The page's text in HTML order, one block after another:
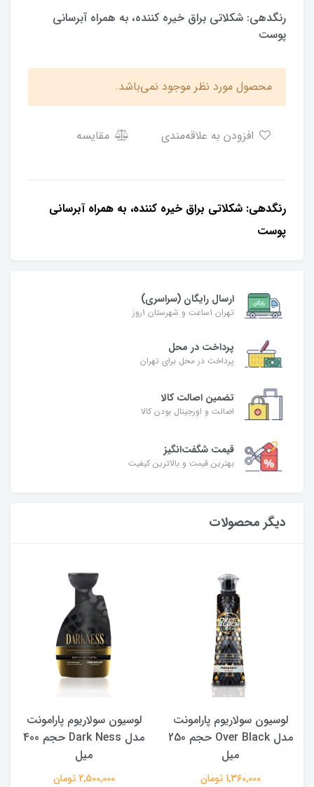
رنگدهی: شکلاتی براق خیره کننده، به همراه آبرسانی
پوست
محصول مورد نظر موجود نمی‌باشد.
مقایسه
رنگدهی: شکلاتی براق خیره کننده، به همراه آبرسانی
پوست
ارسال رایگان (سراسری)
تهران 1ساعت و شهرستان 1روز
پرداخت در محل
پرداخت در محل برای تهران
تضمین اصالت کالا
اصالت و اورجینال بودن کالا
قیمت شگفت‌انگیز
بهترین قیمت و بالاترین کیفیت
دیگر محصولات
لوسیون سولاریوم پارامونت
مدل Over Black حجم 250
میل
1,360,000 تومان
لوسیون سولاریوم پارامونت
مدل Dark Ness حجم 400
میل
2,500,000 تومان